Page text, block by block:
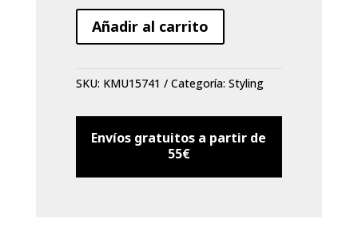
Murphy
Hair
resort
ml.
Añadir al carrito
SKU: KMU15741 Categoría: Styling
Envíos gratuitos a partir de
55€